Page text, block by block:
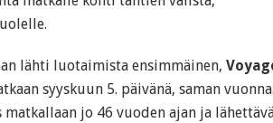
lähti luotaimista ensimmäinen,
syyskuun 5. päivänä, saman vuonna.
jo 46 vuoden ajan ja